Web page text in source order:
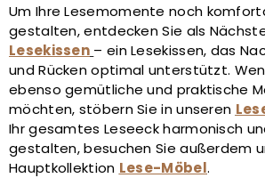
Um Ihre Lesemomente noch
gestalten, entdecken Sie als
Lesekissen – ein Lesekissen, das
und Rücken optimal unterstützt.
ebenso gemütliche und praktische
möchten, stöbern Sie in unseren
Ihr gesamtes Leseeck harmonisch
gestalten, besuchen Sie außerdem
Hauptkollektion Lese-Möbel.